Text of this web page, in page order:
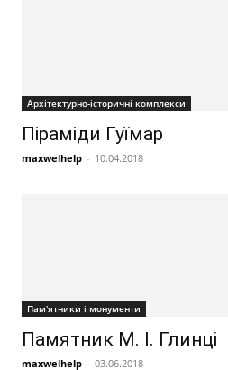
Архітектурно-історичні комплекси
Піраміди Гуїмар
maxwelhelp - 10.04.2018
Пам'ятники і монументи
Памятник М. І. Глинці
maxwelhelp - 03.06.2018